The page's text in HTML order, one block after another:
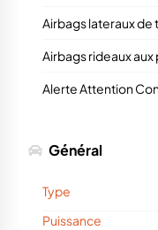
Airbags lateraux de
Airbags rideaux aux
Alerte Attention
Général
Type
Puissance